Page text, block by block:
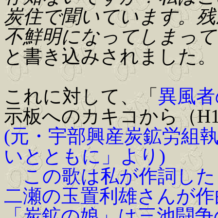
炭住で聞いています。
不鮮明になってしまっ
と書き込みされました。
これに対して、「 異風
示板へのカキコから（
(元・宇部興産炭鉱労組
いとともに」より)
この歌は私が作詞した
二瀬の玉置利雄さんが